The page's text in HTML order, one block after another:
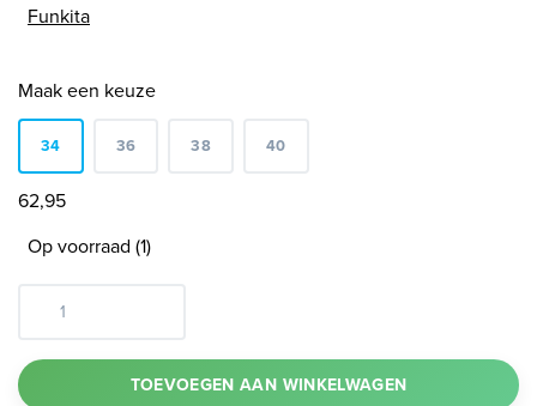
Funkita
Maak een keuze
34 36 38 40
62,95
Op voorraad (1)
TOEVOEGEN AAN WINKELWAGEN